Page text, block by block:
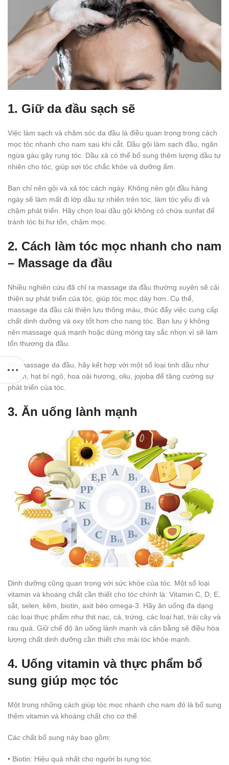
1. Giữ da đầu sạch sẽ
Việc làm sạch và chăm sóc da đầu là điều quan trọng trong cách
mọc tóc nhanh cho nam sau khi cắt. Dầu gội làm sạch đầu, ngăn
ngừa gàu gây rụng tóc. Dầu xả có thể bổ sung thêm lượng dầu tự
nhiên cho tóc, giúp sợi tóc chắc khỏe và dưỡng ẩm.
Bạn chỉ nên gội và xả tóc cách ngày. Không nên gội đầu hàng
ngày sẽ làm mất đi lớp dầu tự nhiên trên tóc, làm tóc yếu đi và
chậm phát triển. Hãy chọn loại dầu gội không có chứa sunfat để
tránh tóc bị hư tổn, chậm mọc.
2. Cách làm tóc mọc nhanh cho nam
– Massage da đầu
Nhiều nghiên cứu đã chỉ ra massage da đầu thường xuyên sẽ cải
thiện sự phát triển của tóc, giúp tóc mọc dày hơn. Cụ thể,
massage da đầu cải thiện lưu thông máu, thúc đẩy việc cung cấp
chất dinh dưỡng và oxy tốt hơn cho nang tóc. Bạn lưu ý không
nên massage quá mạnh hoặc dùng móng tay sắc nhọn vì sẽ làm
tổn thương da đầu.
Khi massage da đầu, hãy kết hợp với một số loại tinh dầu như
argan, hạt bí ngô, hoa oải hương, oliu, jojoba để tăng cường sự
phát triển của tóc.
3. Ăn uống lành mạnh
Dinh dưỡng cũng quan trọng với sức khỏe của tóc. Một số loại
vitamin và khoáng chất cần thiết cho tóc chính là: Vitamin C, D, E,
sắt, selen, kẽm, biotin, axit béo omega-3. Hãy ăn uống đa dạng
các loại thực phẩm như thịt nạc, cá, trứng, các loại hạt, trái cây và
rau quả. Giữ chế độ ăn uống lành mạnh và cân bằng sẽ điều hòa
lượng chất dinh dưỡng cần thiết cho mái tóc khỏe mạnh.
4. Uống vitamin và thực phẩm bổ
sung giúp mọc tóc
Một trong những cách giúp tóc mọc nhanh cho nam đó là bổ sung
thêm vitamin và khoáng chất cho cơ thể.
Các chất bổ sung này bao gồm:
• Biotin: Hiệu quả nhất cho người bị rụng tóc.